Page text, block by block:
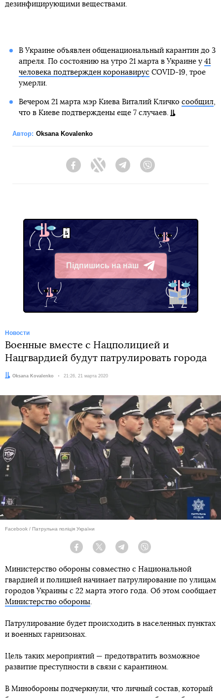
дезинфицирующими веществами.
В Украине объявлен общенациональный карантин до 3
апреля. По состоянию на утро 21 марта в Украине у 41
человека подтвержден коронавирусCOVID-19, трое
умерли.
Вечером 21 марта мэр Киева Виталий Кличко сообщил,
что в Киеве подтверждены еще 7 случаев.
Автор: Oksana Kovalenko
FacebookTwitter Telegram
Підпишись на наш
Telegram
Новости
Военные вместе с Нацполицией и
Нацгвардией будут патрулировать города
Автор:
Oksana Kovalenko Дата:
21:26, 21 марта 2020
Facebook / Патрульна поліція України
Facebook Twitter Telegram
Министерство обороны совместно с Национальной
гвардией и полицией начинает патрулирование по улицам
городов Украины с 22 марта этого года. Об этом сообщает
Министерство обороны
Патрулирование будет происходить в населенных пунктах
и военных гарнизонах.
Цель таких мероприятий — предотвратить возможное
развитие преступности в связи с карантином.
В Минобороны подчеркнули, что личный состав, который